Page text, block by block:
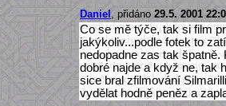
Daniel , přidáno 29.5. 2001
Co se mě týče, tak si film
jakýkoliv...podle fotek to
nedopadne zas tak
dobré najde a když ne, tak
sice bral zfilmování
vydělat hodně peněz a